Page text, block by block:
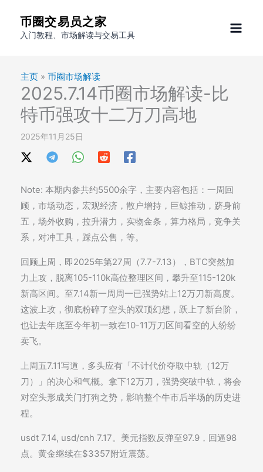
币圈交易员之家
入门教程、市场解读与交易工具
主页 » 币圈市场解读
2025.7.14币圈市场解读-比
特币强攻十二万刀高地
2025年11月25日
Note: 本期内参共约5500余字，主要内容包括：一周回
顾，市场动态，宏观经济，散户增持，巨鲸推动，跻身前
五，场外收购，拉升潜力，实物金条，算力格局，竞争关
系，对冲工具，踩点公售，等。
回顾上周，即2025年第27周（7.7-7.13），BTC突然加
力上攻，脱离105-110k高位整理区间，攀升至115-120k
新高区间。至7.14新一周周一已强势站上12万刀新高度。
这波上攻，彻底粉碎了空头的双顶幻想，跃上了新台阶，
也让去年底至今年初一致在10-11万刀区间看空的人纷纷
卖飞。
上周五7.11写道，多头应有「不计代价夺取中轨（12万
刀）」的决心和气概。拿下12万刀，强势突破中轨，将会
对空头形成关门打狗之势，影响整个牛市后半场的历史进
程。
usdt 7.14, usd/cnh 7.17。美元指数反弹至97.9，回逼98
点。黄金继续在$3357附近震荡。